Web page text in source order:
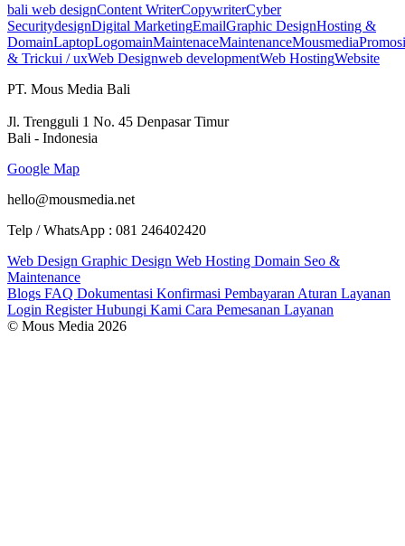
bali web designContent WriterCopywriterCyber
SecuritydesignDigital MarketingEmailGraphic DesignHosting &
DomainLaptopLogomainMaintenaceMaintenanceMousmediaPromosi
& Trickui / uxWeb Designweb developmentWeb HostingWebsite
PT. Mous Media Bali
Jl. Trengguli 1 No. 45 Denpasar Timur
Bali - Indonesia
Google Map
hello@mousmedia.net
Telp / WhatsApp : 081 246402420
Web Design Graphic Design Web Hosting Domain Seo &
Maintenance
Blogs FAQ Dokumentasi Konfirmasi Pembayaran Aturan Layanan
Login RegisterHubungi Kami Cara Pemesanan Layanan
© Mous Media 2026